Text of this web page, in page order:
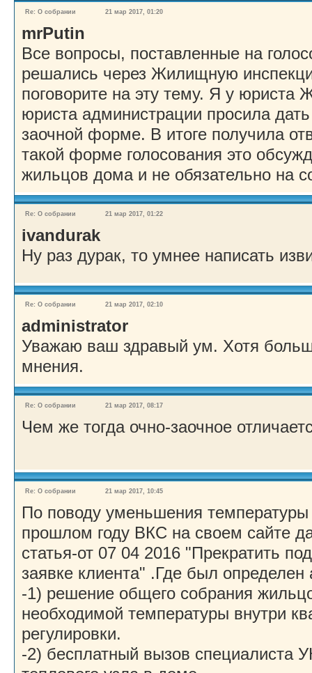
Re: О собрании 21 мар 2017, 01:20
mrPutin
Все вопросы, поставленные на
решались через Жилищную
поговорите на эту тему. Я у юриста
юриста администрации просила
заочной форме. В итоге получила
такой форме голосования это
жильцов дома и не обязательно на
Re: О собрании 21 мар 2017, 01:22
ivandurak
Ну раз дурак, то умнее написать
Re: О собрании 21 мар 2017, 02:10
administrator
Уважаю ваш здравый ум. Хотя
мнения.
Re: О собрании 21 мар 2017, 08:17
Чем же тогда очно-заочное
Re: О собрании 21 мар 2017, 10:45
По поводу уменьшения
прошлом году ВКС на своем сайте
статья-от 07 04 2016 "Прекратить
заявке клиента" .Где был определен
-1) решение общего собрания
необходимой температуры внутри
регулировки.
-2) бесплатный вызов специалиста